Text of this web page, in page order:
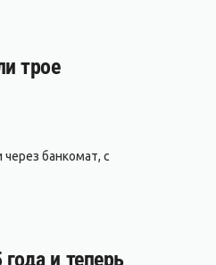
трое
банкомат, с
и теперь